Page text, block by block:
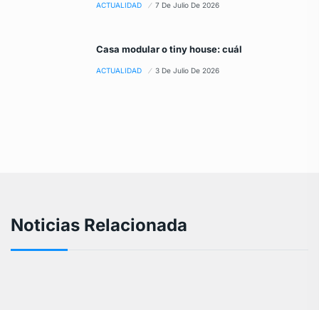
ACTUALIDAD 7 De Julio De 2026
Casa modular o tiny house: cuál
ACTUALIDAD 3 De Julio De 2026
Noticias Relacionada